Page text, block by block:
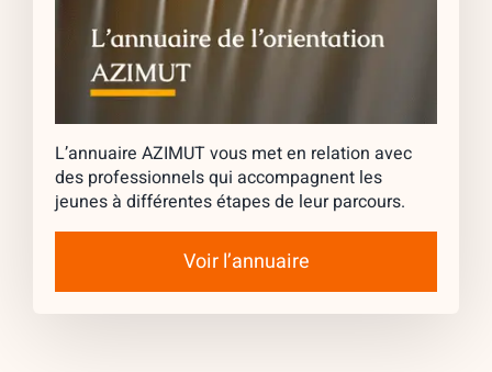
L’annuaire AZIMUT vous met en relation avec
des professionnels qui accompagnent les
jeunes à différentes étapes de leur parcours.
Voir l’annuaire